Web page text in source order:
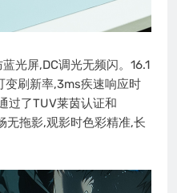
光屏,DC调光无频闪。16.1
刷新率,3ms疾速响应时
过了TUV莱茵认证和
无拖影,观影时色彩精准,长